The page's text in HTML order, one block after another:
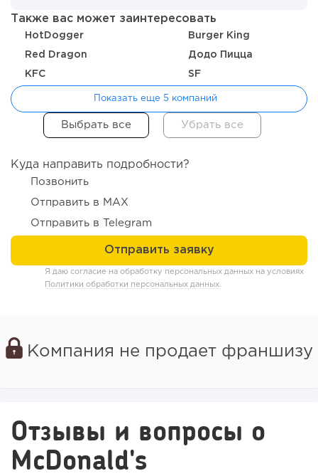
Также вас может заинтересовать
HotDogger Burger King
Red Dragon Додо Пицца
KFC SF
Показать еще 5 компаний
Куда направить подробности?
Позвонить
Отправить в MAX
Отправить в Telegram
Я даю согласие на обработку персональных данных на условиях
Политики обработки персональных данных
Компания не продает франшизу
Отзывы и вопросы о
McDonald's